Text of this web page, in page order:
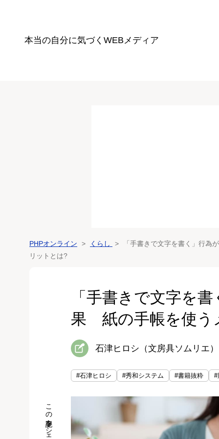
本当の自分に気づく WEBメディア
PHPオンライン くらし
「手書きで文字を書く」行
リットとは?
「手書きで文字を
果 紙の手帳を使う
石津ヒロシ（文房具ソムリエ）
#石津ヒロシ #秀和システム #書籍抜粋 #
この記事をシェア